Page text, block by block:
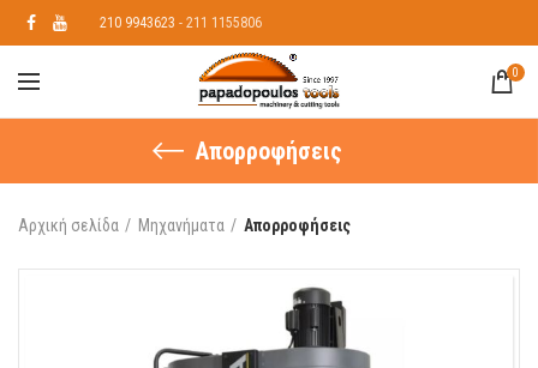
210 9943623 - 211 1155806
0
Απορροφήσεις
Αρχική σελίδα Μηχανήματα Απορροφήσεις